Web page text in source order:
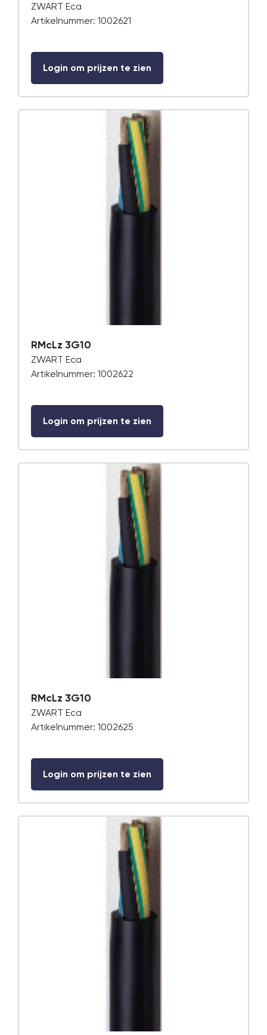
ZWART Eca
Artikelnummer: 1002621
Login om prijzen te zien
RMcLz 3G10
ZWART Eca
Artikelnummer: 1002622
Login om prijzen te zien
RMcLz 3G10
ZWART Eca
Artikelnummer: 1002625
Login om prijzen te zien